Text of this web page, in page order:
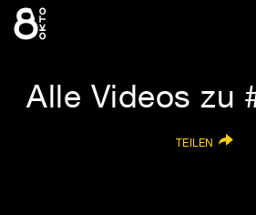
Zum
Inhalt
Alle Videos zu
TEILEN